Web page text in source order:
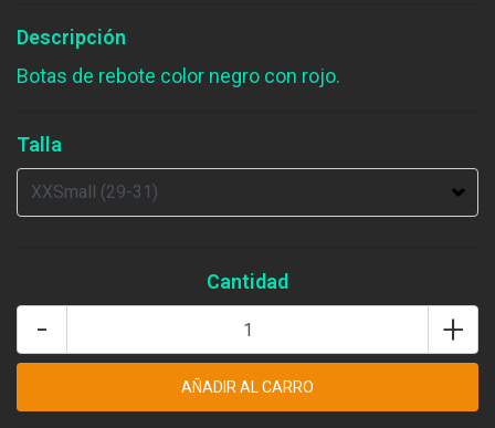
Descripción
Botas de rebote color negro con rojo.
Talla
Cantidad
+
-